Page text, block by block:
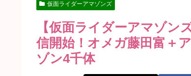
仮面ライダーアマゾンズ
【仮面ライダーアマゾ
信開始！オメガ藤田富＋
ゾン4千体